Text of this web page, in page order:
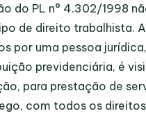
do PL n° 4.302/1998
de direito trabalhista.
por uma pessoa
previdenciária, é
para prestação de
com todos os